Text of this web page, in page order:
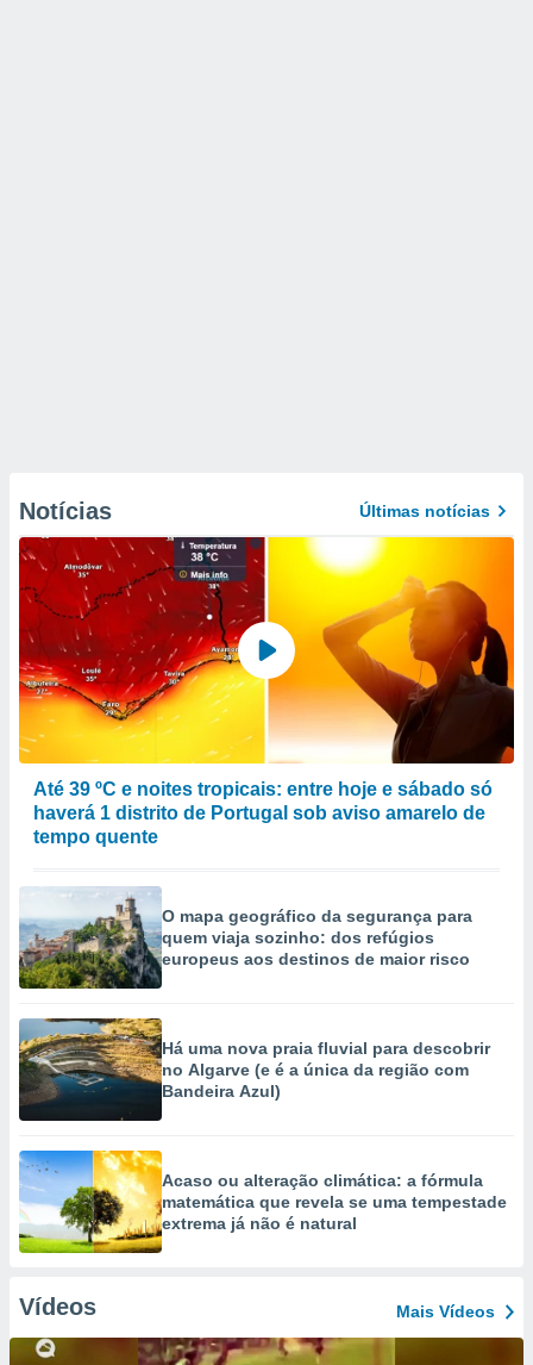
Notícias Últimas notícias
Até 39 ºC e noites tropicais: entre hoje e sábado só
haverá 1 distrito de Portugal sob aviso amarelo de
tempo quente
O mapa geográfico da segurança para
quem viaja sozinho: dos refúgios
europeus aos destinos de maior risco
Há uma nova praia fluvial para descobrir
no Algarve (e é a única da região com
Bandeira Azul)
Acaso ou alteração climática: a fórmula
matemática que revela se uma tempestade
extrema já não é natural
Vídeos Mais Vídeos